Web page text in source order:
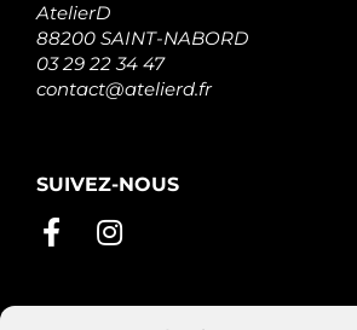
AtelierD
88200 SAINT-NABORD
03 29 22 34 47
contact@atelierd.fr
SUIVEZ-NOUS